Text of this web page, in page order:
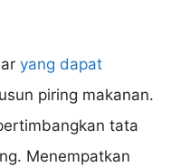
yang dapat
piring makanan.
tata
Menempatkan